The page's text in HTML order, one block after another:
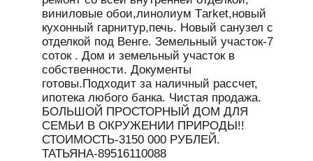
виниловые обои,линолиум Тarket,новый
кухонный гарнитур,печь. Новый санузел с
отделкой под Венге. Земельный участок-7
соток . Дом и земельный участок в
собственности. Документы
готовы.Подходит за наличный рассчет,
ипотека любого банка. Чистая продажа.
БОЛЬШОЙ ПРОСТОРНЫЙ ДОМ ДЛЯ
СЕМЬИ В ОКРУЖЕНИИ ПРИРОДЫ!!
СТОИМОСТЬ-3150 000 РУБЛЕЙ.
ТАТЬЯНА-89516110088